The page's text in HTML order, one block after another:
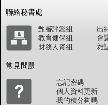
聯絡秘書處
甄審評鑑組
教育健保組
財務人資組
出
會
雜
常見問題
忘記密碼
個人資料更新
我的積分夠嗎